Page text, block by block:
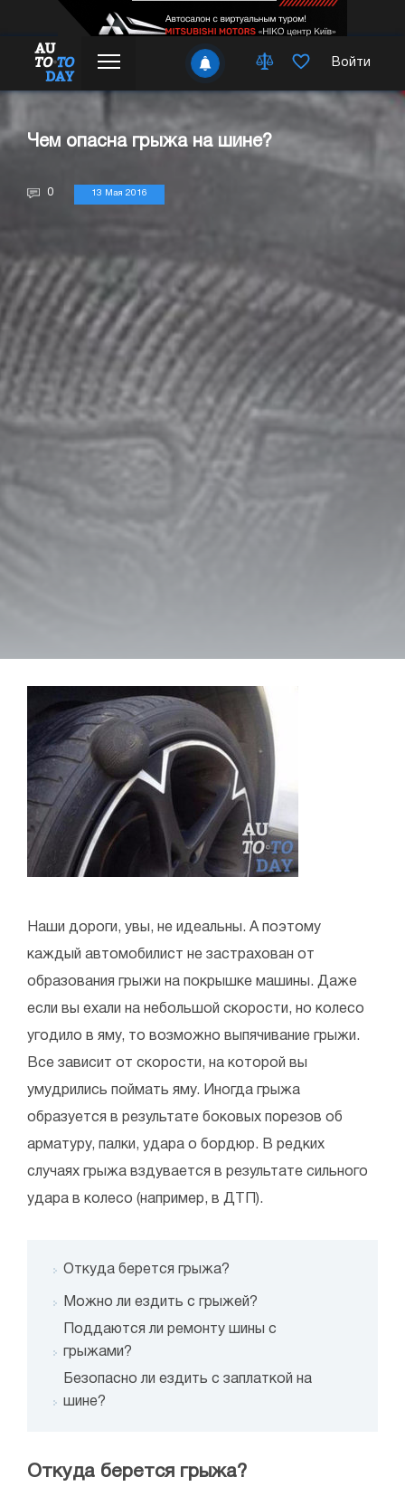
Войти
Чем опасна грыжа на шине?
0 13 Мая 2016
Наши дороги, увы, не идеальны. А поэтому
каждый автомобилист не застрахован от
образования грыжи на покрышке машины. Даже
если вы ехали на небольшой скорости, но колесо
угодило в яму, то возможно выпячивание грыжи.
Все зависит от скорости, на которой вы
умудрились поймать яму. Иногда грыжа
образуется в результате боковых порезов об
арматуру, палки, удара о бордюр. В редких
случаях грыжа вздувается в результате сильного
удара в колесо (например, в ДТП).
Откуда берется грыжа?
Можно ли ездить с грыжей?
Поддаются ли ремонту шины с
грыжами?
Безопасно ли ездить с заплаткой на
шине?
Откуда берется грыжа?